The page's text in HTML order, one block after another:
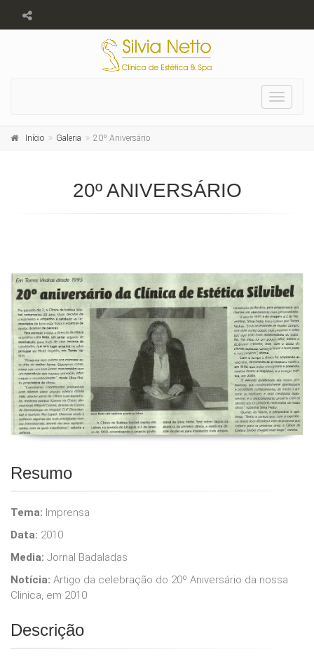
Toggle
Início Galeria 20º Aniversário
20º ANIVERSÁRIO
Resumo
Tema: Imprensa
Data: 2010
Media: Jornal Badaladas
Notícia: Artigo da celebração do 20º Aniversário da nossa
Clinica, em 2010
Descrição